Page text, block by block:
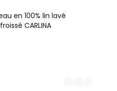
en 100% lin lavé
CARLINA